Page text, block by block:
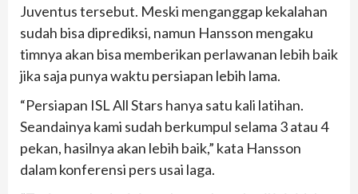
Juventus tersebut. Meski menganggap kekalahan
sudah bisa diprediksi, namun Hansson mengaku
timnya akan bisa memberikan perlawanan lebih baik
jika saja punya waktu persiapan lebih lama.
“Persiapan ISL All Stars hanya satu kali latihan.
Seandainya kami sudah berkumpul selama 3 atau 4
pekan, hasilnya akan lebih baik,” kata Hansson
dalam konferensi pers usai laga.